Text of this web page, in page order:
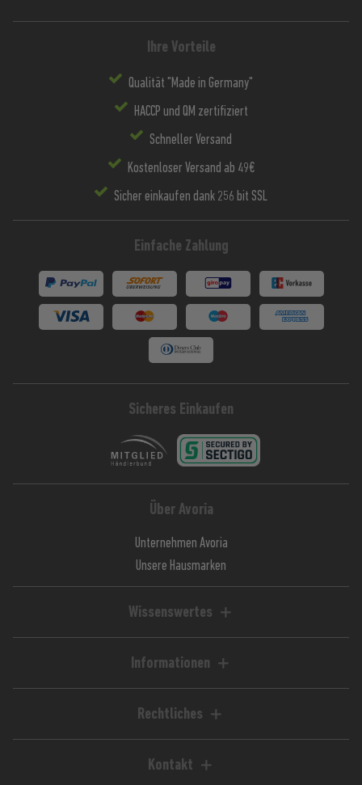
Ihre Vorteile
Qualität "Made in Germany"
HACCP und QM zertifiziert
Schneller Versand
Kostenloser Versand ab 49€
Sicher einkaufen dank 256 bit SSL
Einfache Zahlung
Sicheres Einkaufen
Über Avoria
Unternehmen Avoria
Unsere Hausmarken
Wissenswertes
Magazin / Blog
Informationen
Kundenkonto
Lieferzeiten
Rechtliches
AGB
Kontakt